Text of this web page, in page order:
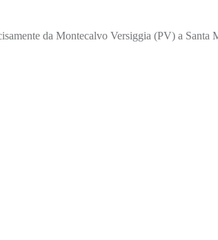
da Montecalvo Versiggia (PV) a